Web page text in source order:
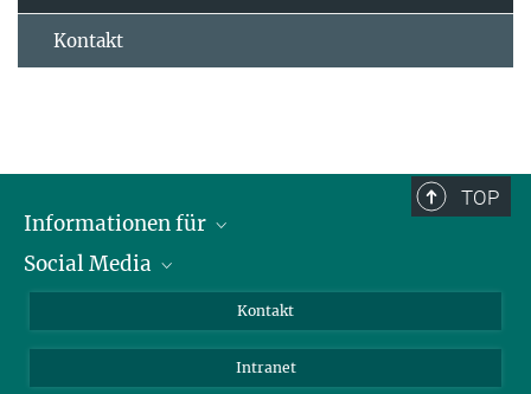
Kontakt
TOP
Informationen für
Bewerbende
Journalist:innen
Social Media
Bluesky
YouTube
Kontakt
Intranet